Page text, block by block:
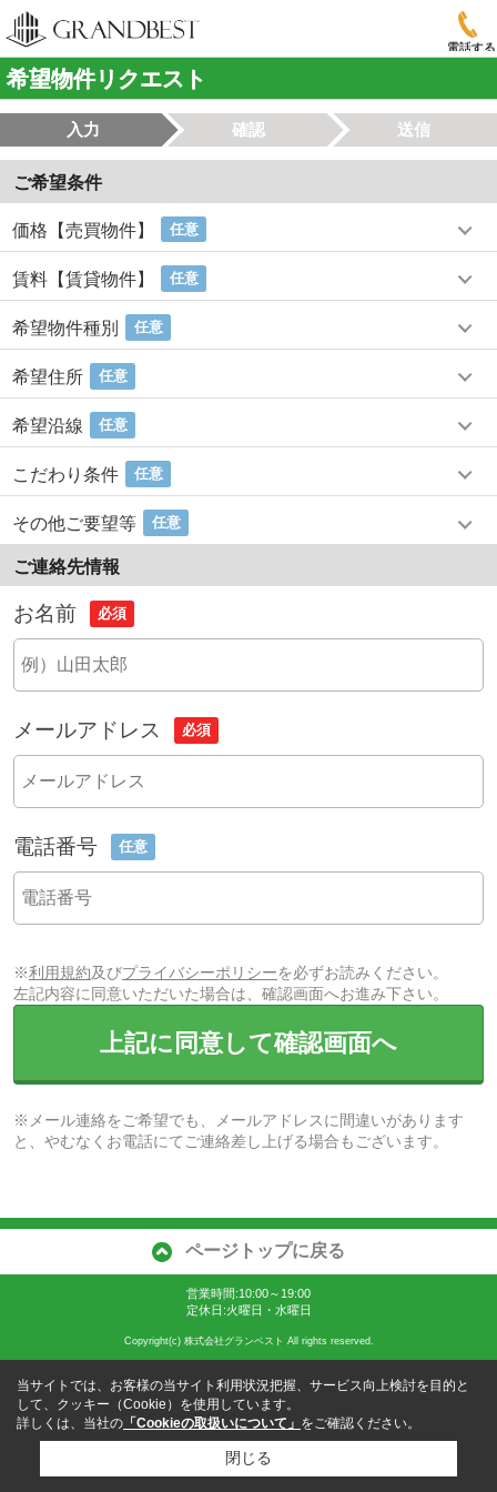
電話する
希望物件リクエスト
入力 確認 送信
ご希望条件
価格【売買物件】 任意
賃料【賃貸物件】 任意
希望物件種別 任意
希望住所 任意
希望沿線 任意
こだわり条件 任意
その他ご要望等 任意
ご連絡先情報
お名前 必須
メールアドレス 必須
電話番号 任意
※利用規約及びプライバシーポリシーを必ずお読みください。
左記内容に同意いただいた場合は、確認画面へお進み下さい。
上記に同意して確認画面へ
※メール連絡をご希望でも、メールアドレスに間違いがあります
と、やむなくお電話にてご連絡差し上げる場合もございます。
ページトップに戻る
営業時間:10:00～19:00
定休日:火曜日・水曜日
Copyright(c) 株式会社グランベスト All rights reserved.
当サイトでは、お客様の当サイト利用状況把握、サービス向上検討を目的と
して、クッキー（Cookie）を使用しています。
詳しくは、当社の 「Cookieの取扱いについて」 をご確認ください。
閉じる